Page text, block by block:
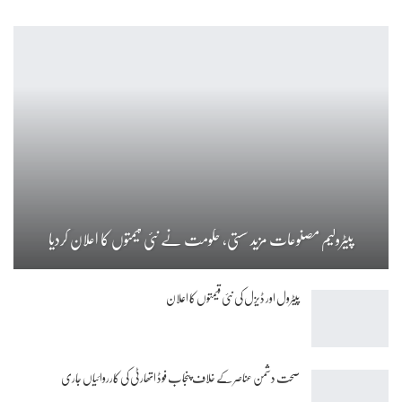
پیٹرولیم مصنوعات مزید سستی، حکومت نے نئی قیمتوں کا اعلان کردیا
پیٹرول اور ڈیزل کی نئی قیمتوں کا اعلان
صحت دشمن عناصر کے خلاف پنجاب فوڈ اتھارٹی کی کارروائیاں جاری